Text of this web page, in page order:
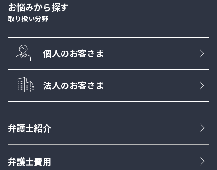
お悩みから探す
取り扱い分野
個人のお客さま
法人のお客さま
弁護士紹介
弁護士費用